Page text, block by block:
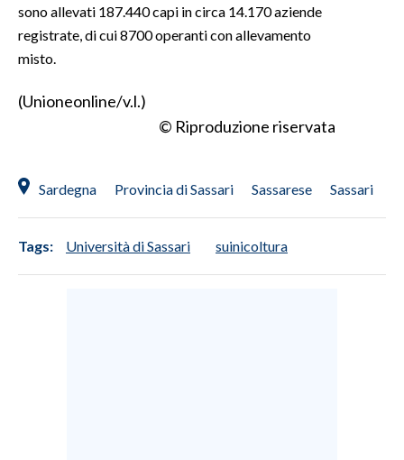
sono allevati 187.440 capi in circa 14.170 aziende
registrate, di cui 8700 operanti con allevamento
misto.
(Unioneonline/v.l.)
© Riproduzione riservata
Sardegna Provincia di Sassari Sassarese Sassari
Tags: Università di Sassari suinicoltura